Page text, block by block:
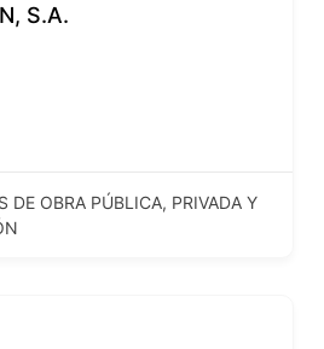
S.A.
DE OBRA PÚBLICA, PRIVADA Y